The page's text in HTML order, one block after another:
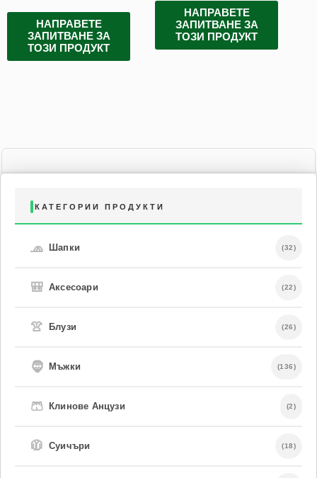
НАПРАВЕТЕ
ЗАПИТВАНЕ ЗА
ТОЗИ ПРОДУКТ
НАПРАВЕТЕ
ЗАПИТВАНЕ ЗА
ТОЗИ ПРОДУКТ
КАТЕГОРИИ ПРОДУКТИ
🧢 Шапки (32)
🎒 Аксесоари (22)
👚 Блузи (26)
🧔 Мъжки (136)
🩳 Клинове Анцузи (2)
🧥 Суичъри (18)